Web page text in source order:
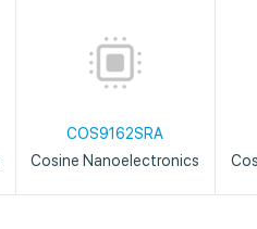
COS9162SRA
Cosine Nanoelectronics